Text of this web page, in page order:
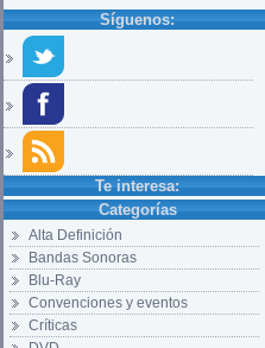
Síguenos:
Te interesa:
Categorías
Alta Definición
Bandas Sonoras
Blu-Ray
Convenciones y eventos
Críticas